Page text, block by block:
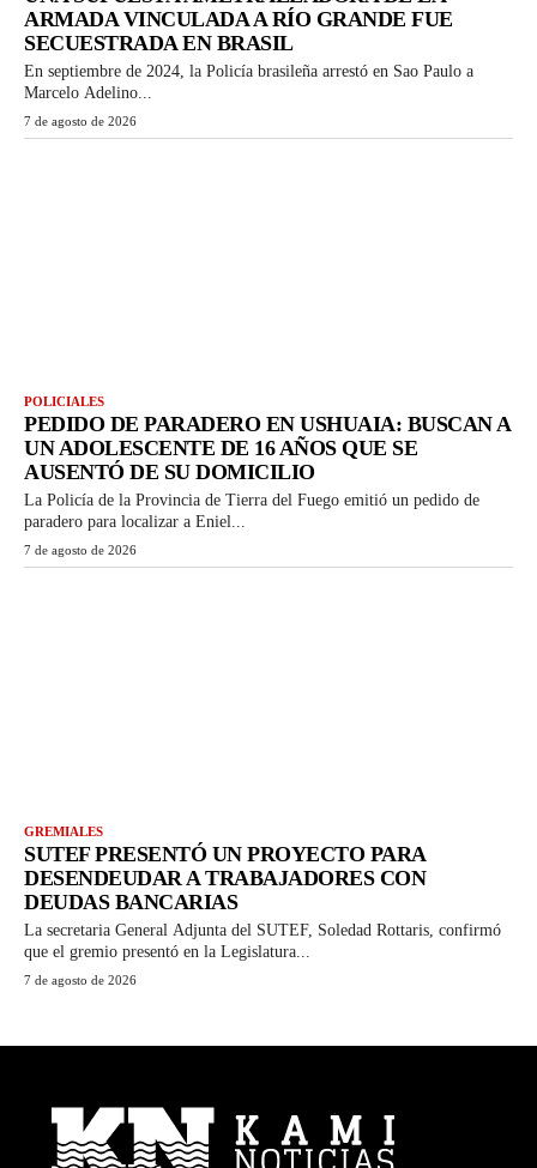
ARMADA VINCULADA A RÍO GRANDE FUE
SECUESTRADA EN BRASIL
En septiembre de 2024, la Policía brasileña arrestó en Sao Paulo a
Marcelo Adelino...
7 de agosto de 2026
POLICIALES
PEDIDO DE PARADERO EN USHUAIA: BUSCAN A
UN ADOLESCENTE DE 16 AÑOS QUE SE
AUSENTÓ DE SU DOMICILIO
La Policía de la Provincia de Tierra del Fuego emitió un pedido de
paradero para localizar a Eniel...
7 de agosto de 2026
GREMIALES
SUTEF PRESENTÓ UN PROYECTO PARA
DESENDEUDAR A TRABAJADORES CON
DEUDAS BANCARIAS
La secretaria General Adjunta del SUTEF, Soledad Rottaris, confirmó
que el gremio presentó en la Legislatura...
7 de agosto de 2026